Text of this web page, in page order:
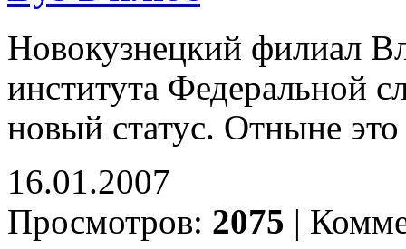
Новокузнецкий филиал
института Федеральной
новый статус. Отныне
16.01.2007
Просмотров: 2075 |